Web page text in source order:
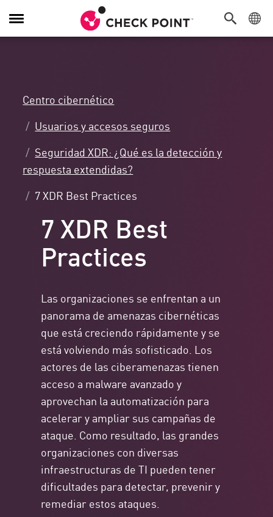
Alternar
navegación
Centro cibernético
Usuarios y accesos seguros
Seguridad XDR: ¿Qué es la detección y
respuesta extendidas?
7 XDR Best Practices
7 XDR Best
Practices
Las organizaciones se enfrentan a un
panorama de amenazas cibernéticas
que está creciendo rápidamente y se
está volviendo más sofisticado. Los
actores de las ciberamenazas tienen
acceso a malware avanzado y
aprovechan la automatización para
acelerar y ampliar sus campañas de
ataque. Como resultado, las grandes
organizaciones con diversas
infraestructuras de TI pueden tener
dificultades para detectar, prevenir y
remediar estos ataques.